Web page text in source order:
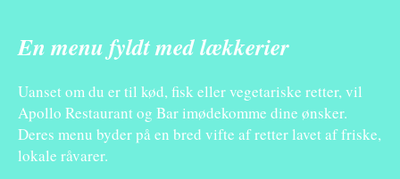
En menu fyldt med lækkerier
Uanset om du er til kød, fisk eller vegetariske retter, vil
Apollo Restaurant og Bar imødekomme dine ønsker.
Deres menu byder på en bred vifte af retter lavet af friske,
lokale råvarer.